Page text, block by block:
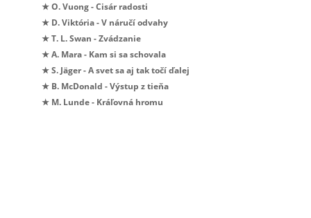
★ O. Vuong - Cisár radosti
★ D. Viktória - V náručí odvahy
★ T. L. Swan - Zvádzanie
★ A. Mara - Kam si sa schovala
★ S. Jäger - A svet sa aj tak točí ďalej
★ B. McDonald - Výstup z tieňa
★ M. Lunde - Kráľovná hromu